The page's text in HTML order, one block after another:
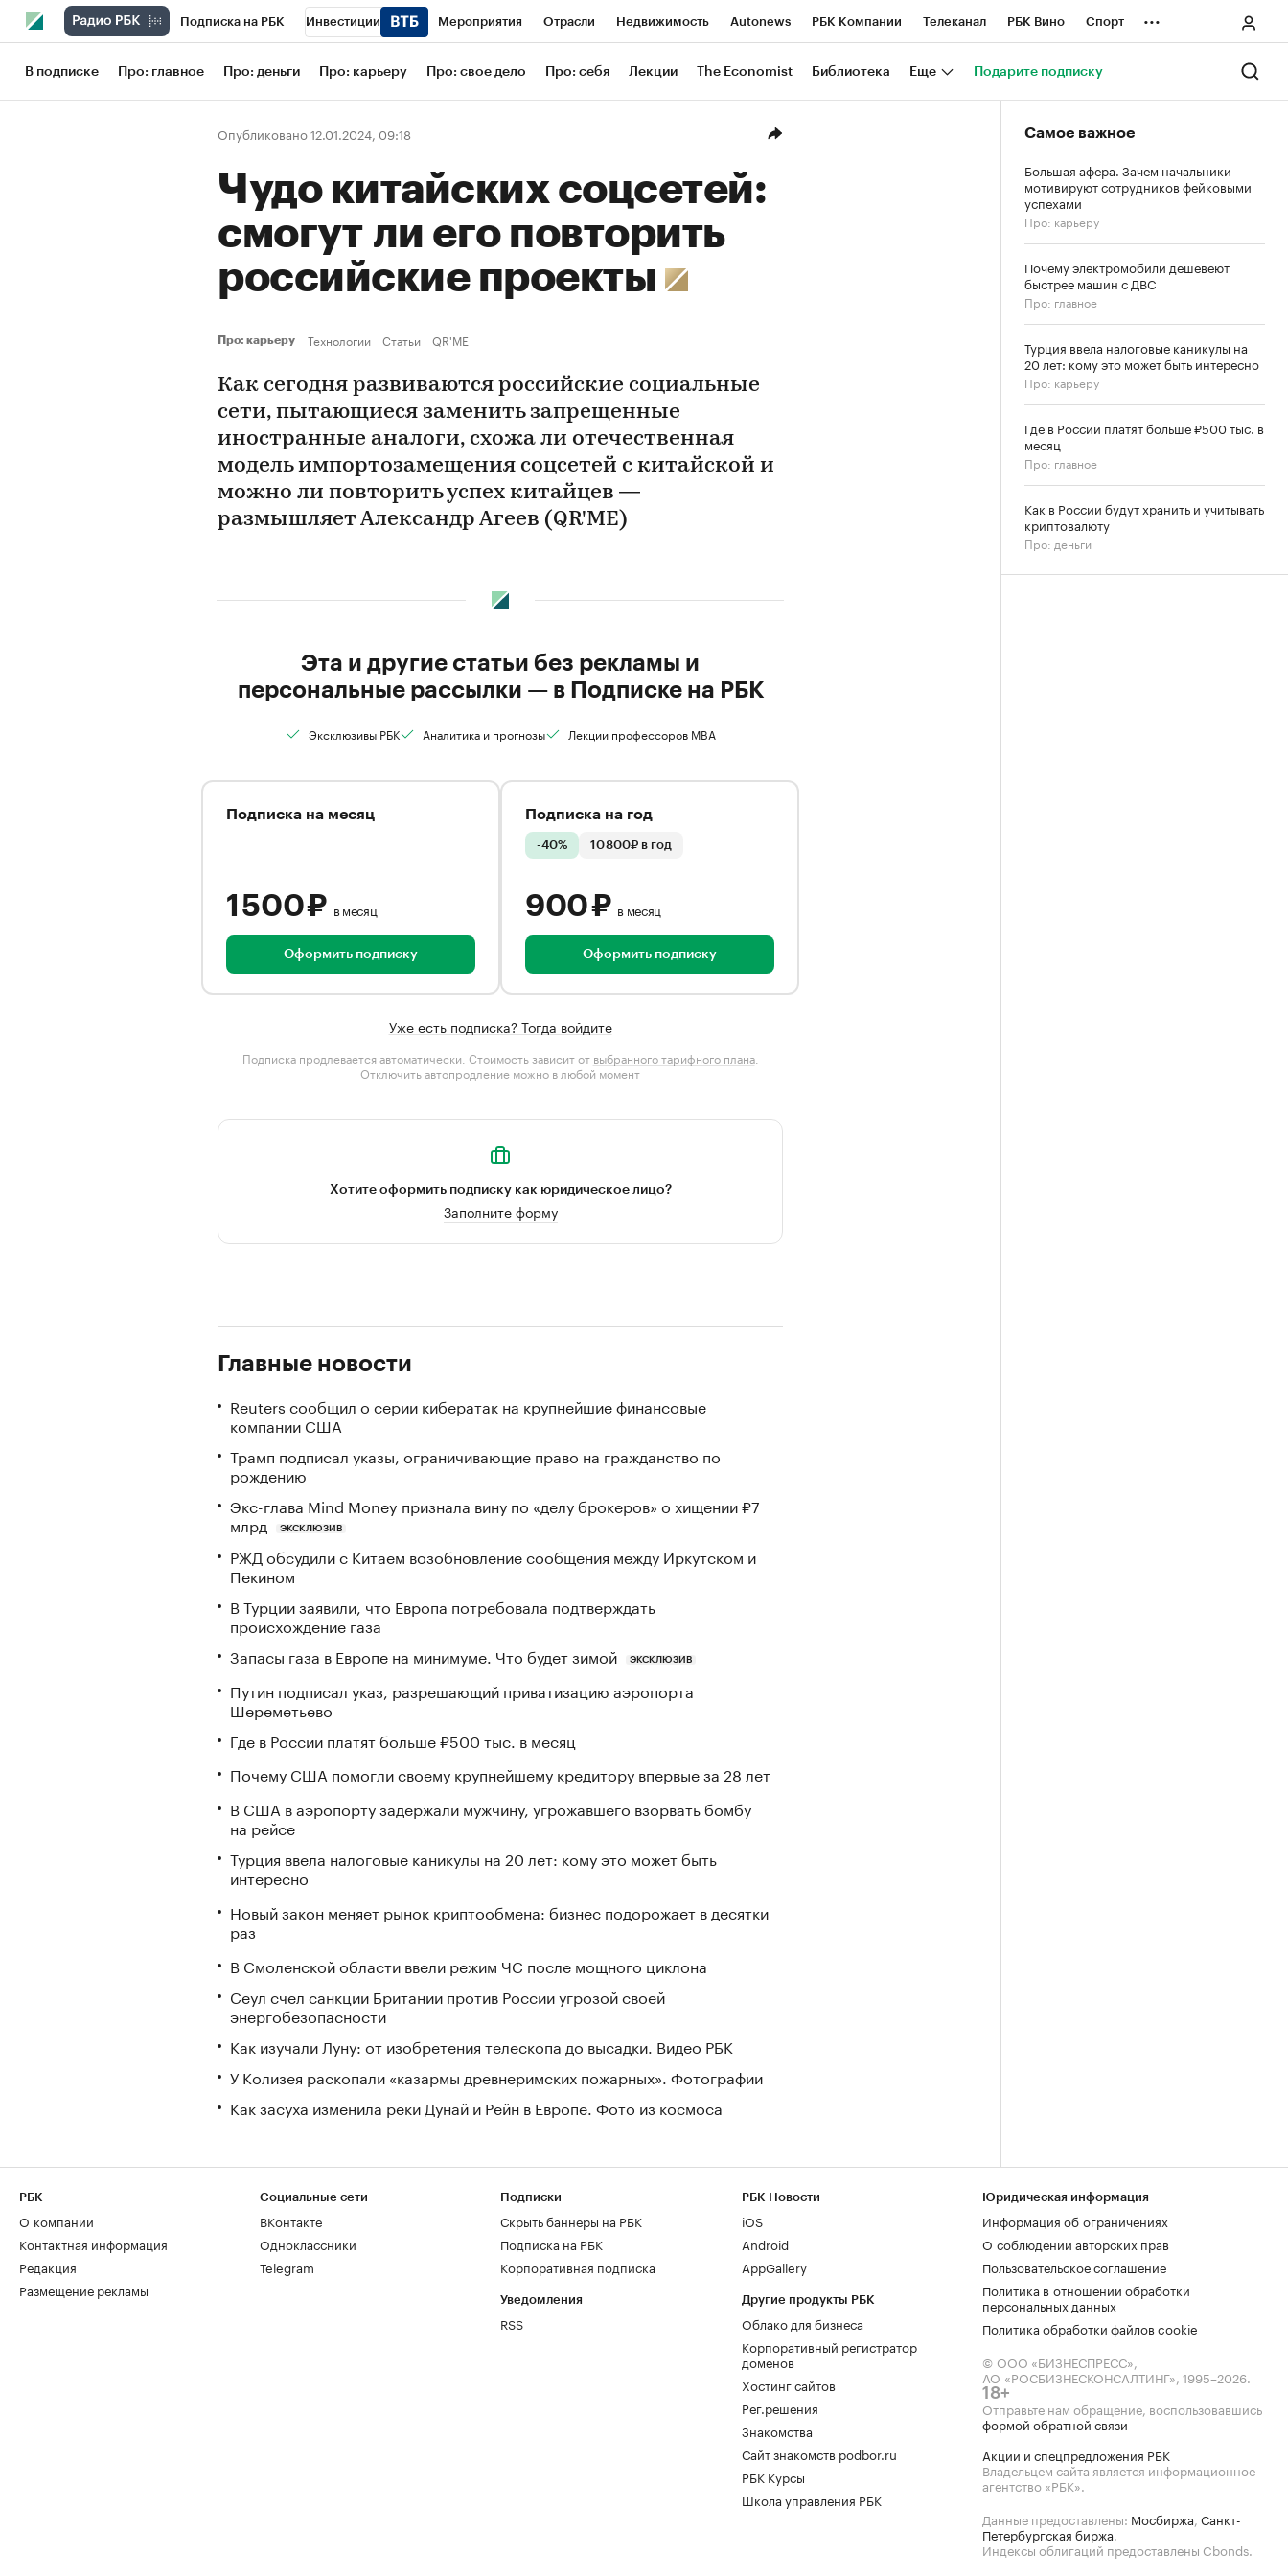
Подписка на РБК Инвестиции Мероприятия Отрасли Недвижимость Autonews РБК Компании Телеканал РБК Вино Спорт
Школа управления РБК РБК Образование РБК Life Тренды Визионеры Национальные проекты Город
Рынок наличной валюты
...
В подписке Про: главное Про: деньги Про: карьеру Про: свое дело Про: себя Лекции The Economist Библиотека Еще Подарите подписку
Опубликовано 12.01.2024, 09:18
Чудо китайских соцсетей:
смогут ли его повторить
российские проекты
Про: карьеру Технологии Статьи QR'ME
Как сегодня развиваются российские социальные
сети, пытающиеся заменить запрещенные
иностранные аналоги, схожа ли отечественная
модель импортозамещения соцсетей с китайской и
можно ли повторить успех китайцев —
размышляет Александр Агеев (QR'ME)
Эта и другие статьи без рекламы и
персональные рассылки — в Подписке на РБК
Эксклюзивы РБК Аналитика и прогнозы Лекции профессоров MBA
Подписка на месяц
1 500 ₽ в месяц
Оформить подписку
Подписка на год
-40% 10 800₽ в год
900 ₽ в месяц
Оформить подписку
Уже есть подписка? Тогда войдите
Подписка продлевается автоматически. Стоимость зависит от выбранного тарифного плана.
Отключить автопродление можно в любой момент
Хотите оформить подписку как юридическое лицо?
Заполните форму
Главные новости
Reuters сообщил о серии кибератак на крупнейшие финансовые
компании США
Трамп подписал указы, ограничивающие право на гражданство по
рождению
Экс-глава Mind Money признала вину по «делу брокеров» о хищении ₽7
млрд
ЭКСКЛЮЗИВ
РЖД обсудили с Китаем возобновление сообщения между Иркутском и
Пекином
В Турции заявили, что Европа потребовала подтверждать
происхождение газа
Запасы газа в Европе на минимуме. Что будет зимой
ЭКСКЛЮЗИВ
Путин подписал указ, разрешающий приватизацию аэропорта
Шереметьево
Где в России платят больше ₽500 тыс. в месяц
Почему США помогли своему крупнейшему кредитору впервые за 28 лет
В США в аэропорту задержали мужчину, угрожавшего взорвать бомбу
на рейсе
Турция ввела налоговые каникулы на 20 лет: кому это может быть
интересно
Новый закон меняет рынок криптообмена: бизнес подорожает в десятки
раз
В Смоленской области ввели режим ЧС после мощного циклона
Сеул счел санкции Британии против России угрозой своей
энергобезопасности
Как изучали Луну: от изобретения телескопа до высадки. Видео РБК
У Колизея раскопали «казармы древнеримских пожарных». Фотографии
Как засуха изменила реки Дунай и Рейн в Европе. Фото из космоса
Самое важное
Большая афера. Зачем начальники
мотивируют сотрудников фейковыми
успехами
Про: карьеру
Почему электромобили дешевеют
быстрее машин с ДВС
Про: главное
Турция ввела налоговые каникулы на
20 лет: кому это может быть интересно
Про: карьеру
Где в России платят больше ₽500 тыс. в
месяц
Про: главное
Как в России будут хранить и учитывать
криптовалюту
Про: деньги
РБК
О компании
Контактная информация
Редакция
Размещение рекламы
Социальные сети
ВКонтакте
Одноклассники
Telegram
Подписки
Скрыть баннеры на РБК
Подписка на РБК
Корпоративная подписка
Уведомления
RSS
РБК Новости
iOS
Android
AppGallery
Другие продукты РБК
Облако для бизнеса
Корпоративный регистратор
доменов
Хостинг сайтов
Рег.решения
Знакомства
Сайт знакомств podbor.ru
РБК Курсы
Школа управления РБК
Юридическая информация
Информация об ограничениях
О соблюдении авторских прав
Пользовательское соглашение
Политика в отношении обработки
персональных данных
Политика обработки файлов cookie
© ООО «БИЗНЕСПРЕСС»,
АО «РОСБИЗНЕСКОНСАЛТИНГ», 1995–2026.
18+
Отправьте нам обращение, воспользовавшись
формой обратной связи
Акции и спецпредложения РБК
Владельцем сайта является информационное
агентство «РБК».
Данные предоставлены: Мосбиржа, Санкт-
Петербургская биржа.
Индексы облигаций предоставлены Cbonds.